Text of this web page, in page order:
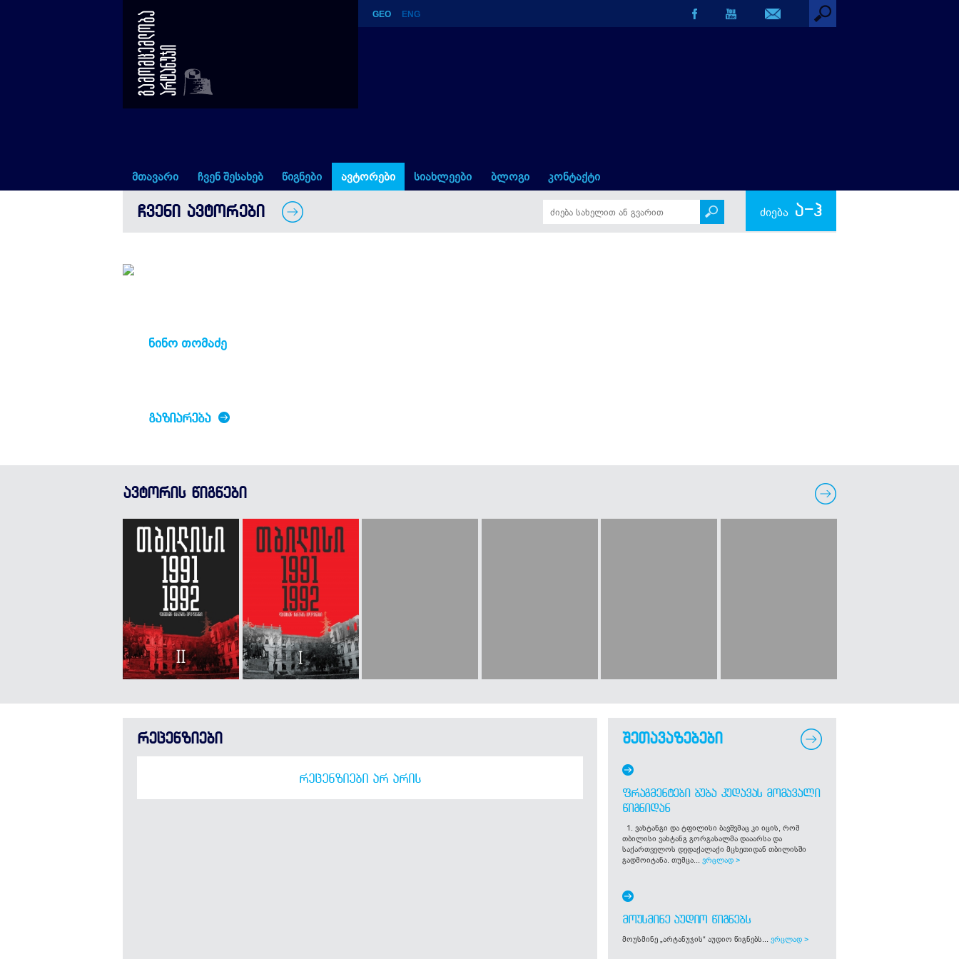
ნინო თომაძე
GEO ENG
მთავარი ჩვენ შესახებ წიგნები ავტორები სიახლეები ბლოგი კონტაქტი
ᲩᲕᲔᲜᲘ ᲐᲕᲢᲝᲠᲔᲑᲘ ძიება ა-ჰ
ნინო თომაძე
ᲒᲐᲖᲘᲐᲠᲔᲑᲐ
ავტორის წიგნები
რეცენზიები
ᲠᲔᲪᲔᲜᲖᲘᲔᲑᲘ ᲐᲠ ᲐᲠᲘᲡ
შეთავაზებები
ᲤᲠᲐᲒᲛᲔᲜᲢᲔᲑᲘ ᲑᲣᲑᲐ ᲙᲣᲓᲐᲕᲐᲡ ᲛᲝᲛᲐᲕᲐᲚᲘ
ᲬᲘᲒᲜᲘᲓᲐᲜ
1. ვახტანგი და ტფილისი ბავშვმაც კი იცის, რომ
თბილისი ვახტანგ გორგასალმა დააარსა და
საქართველოს დედაქალაქი მცხეთიდან თბილისში
გადმოიტანა. თუმცა... ვრცლად >
ᲛᲝᲣᲡᲛᲘᲜᲔ ᲐᲣᲓᲘᲝ ᲬᲘᲒᲜᲔᲑᲡ
მოუსმინე „არტანუჯის“ აუდიო წიგნებს... ვრცლად >